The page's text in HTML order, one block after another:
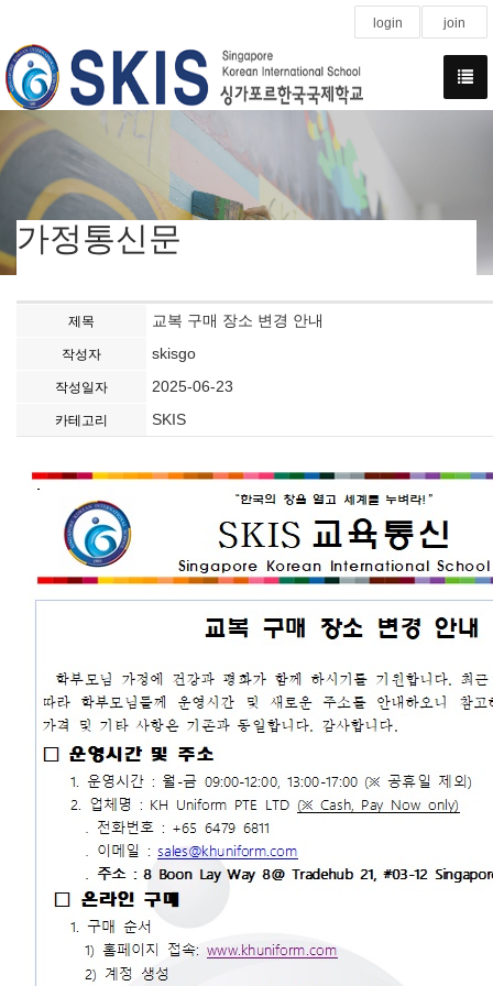
login join
가정통신문
제목 교복 구매 장소 변경 안내
작성자 skisgo
작성일자 2025-06-23
카테고리 SKIS